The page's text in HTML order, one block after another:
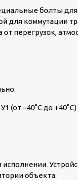
болты
для коммутации
перегрузок,
–40°C до
объекта.